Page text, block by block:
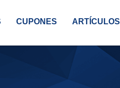
CUPONES ARTÍCULOS